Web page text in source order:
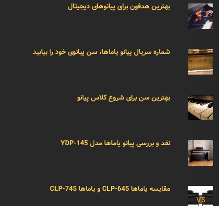
بهترین هدفون برای پیانوهای دیجیتال
شماره سریال پیانو یاماها، سن پیانوی خود را بیابید
بهترین سن برای شروع کلاس پیانو
نقد و بررسی پیانو یاماها مدل YDP-145
مقایسه یاماها CLP-645 و یاماها CLP-745